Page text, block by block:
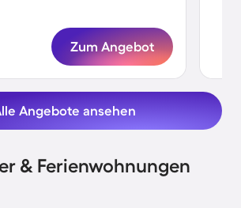
Zum Angebot
Angebote ansehen
& Ferienwohnungen